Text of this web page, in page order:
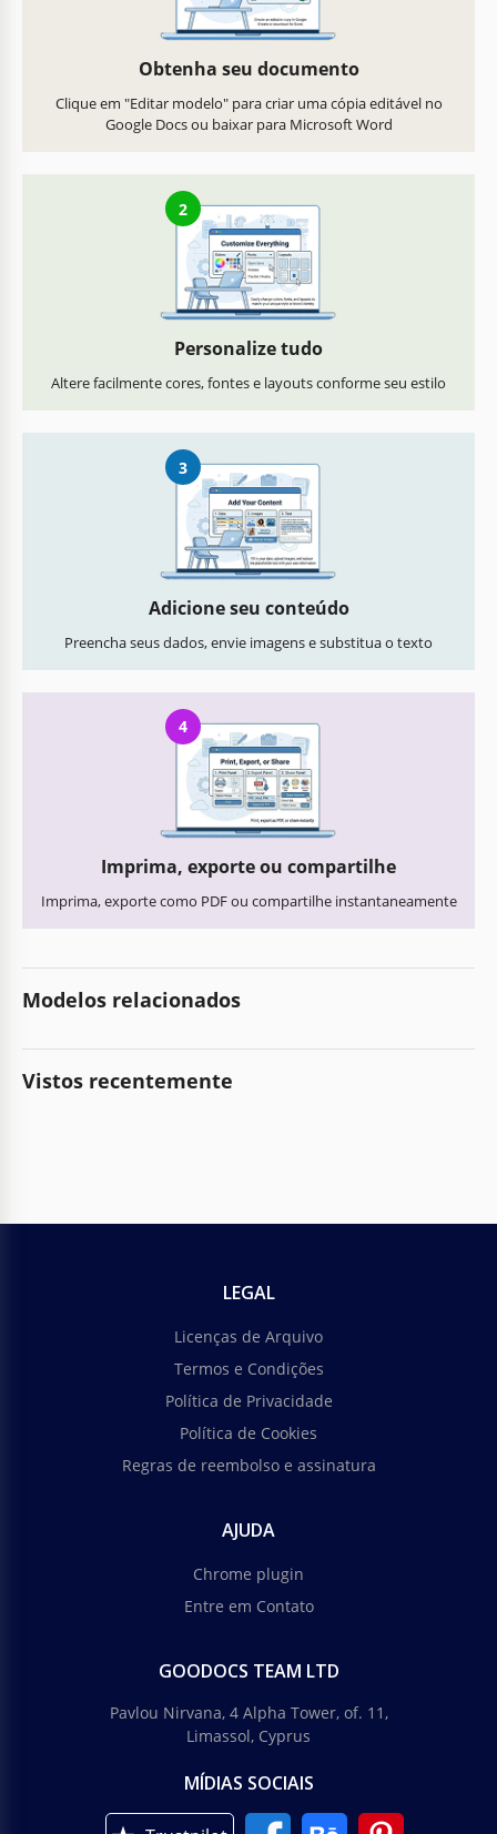
Obtenha seu documento
Clique em "Editar modelo" para criar uma cópia editável no
Google Docs ou baixar para Microsoft Word
2
Personalize tudo
Altere facilmente cores, fontes e layouts conforme seu estilo
3
Adicione seu conteúdo
Preencha seus dados, envie imagens e substitua o texto
4
Imprima, exporte ou compartilhe
Imprima, exporte como PDF ou compartilhe instantaneamente
Modelos relacionados
Vistos recentemente
LEGAL
Licenças de Arquivo
Termos e Condições
Política de Privacidade
Política de Cookies
Regras de reembolso e assinatura
AJUDA
Chrome plugin
Entre em Contato
GOODOCS TEAM LTD
Pavlou Nirvana, 4 Alpha Tower, of. 11,
Limassol, Cyprus
MÍDIAS SOCIAIS